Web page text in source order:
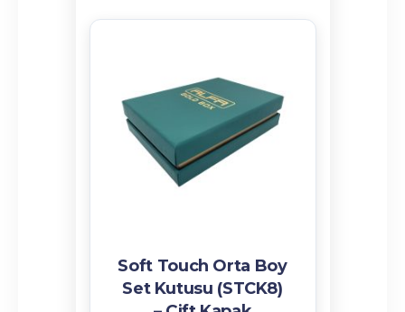
Soft Touch Orta Boy
Set Kutusu (STCK8)